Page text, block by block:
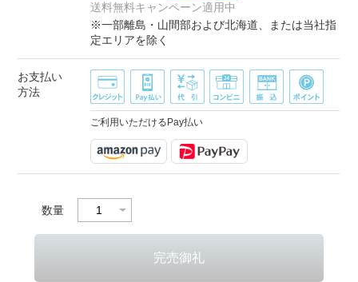
送料無料キャンペーン適用中
※一部離島・山間部および北海道、または当社指
定エリアを除く
お支払い
方法
ご利用いただけるPay払い
数量